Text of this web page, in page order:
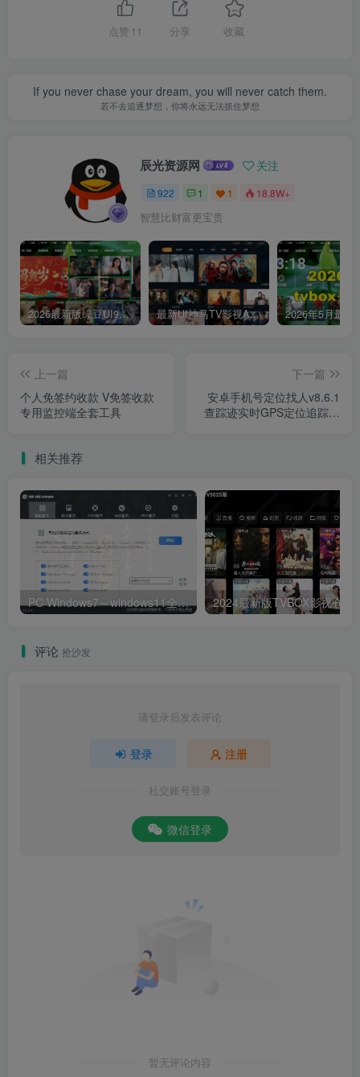
点赞 11 分享 收藏
If you never chase your dream, you will never catch them.
若不去追逐梦想，你将永远无法抓住梦想
辰光资源网 关注
922 1 1 18.8W+
智慧比财富更宝贵
2026最新版绿豆UI9双端影视APP源码 最新UI神马TV影视APP源码 乐檬影视苹果CMS后台 包含前后端源码
上一篇
个人免签约收款 V免签收款
专用监控端全套工具
下一篇
安卓手机号定位找人v8.6.1
查踪迹实时GPS定位追踪解
相关推荐
PC Windows7～windows11全能激活工具,office激活神器
评论 抢沙发
请登录后发表评论
登录 注册
社交账号登录
微信登录
暂无评论内容